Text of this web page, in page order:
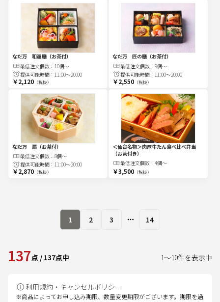
なだ万 和遊膳（お茶付）
最低注文個数： 10個～
提供可能時間： 11:00～20:00
￥2,120（税抜）
なだ万 匠の膳（お茶付）
最低注文個数： 9個～
提供可能時間： 11:00～20:00
￥2,550（税抜）
なだ万 扇（お茶付）
最低注文個数： 8個～
提供可能時間： 11:00～20:00
￥2,870（税抜）
＜仙台名物＞肉厚牛たん食べ比べ弁当
（お茶付き）
最低注文個数： 4個～
￥3,500（税抜）
1 2 3 More pages
14
137点 / 137点中 1～10件を表示中
利用規約・キャンセルポリシー
※商品によってお申し込み期限、数量変更期限がございます。期限を過